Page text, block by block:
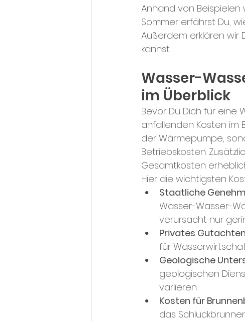
Anhand von
Sommer erfährst Du,
Außerdem erklären wir
kannst.
Wasser-
im Überblick
Bevor Du Dich für eine
anfallenden Kosten im
der Wärmepumpe,
Betriebskosten.
Gesamtkosten
Hier die wichtigsten
Staatliche
Wasser-Wasser-
verursacht nur
Privates Gutachten
für
Geologische
geologischen
variieren.
Kosten für
das